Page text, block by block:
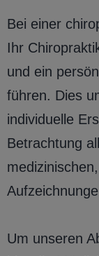
Bei einer
Ihr
und ein
führen. Dies
individuelle
Betrachtung
Um unseren